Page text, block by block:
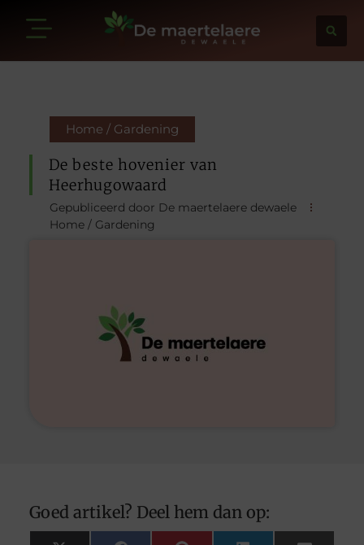
Home / Gardening
De beste hovenier van
Heerhugowaard
Gepubliceerd door De maertelaere dewaele
Home / Gardening
Goed artikel? Deel hem dan op: